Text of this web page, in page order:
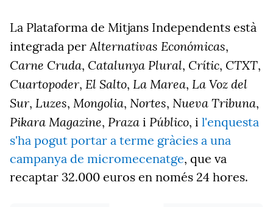
La Plataforma de Mitjans Independents està
integrada per Alternativas Económicas,
Carne Cruda, Catalunya Plural, Crític, CTXT,
Cuartopoder, El Salto, La Marea, La Voz del
Sur, Luzes, Mongolia, Nortes, Nueva Tribuna,
Pikara Magazine, Praza i Público, i l'enquesta
s'ha pogut portar a terme gràcies a una
campanya de micromecenatge, que va
recaptar 32.000 euros en només 24 hores.